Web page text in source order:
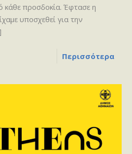
κάθε προσδοκία. Έφτασε η
υποσχεθεί για την
Περισσότερα